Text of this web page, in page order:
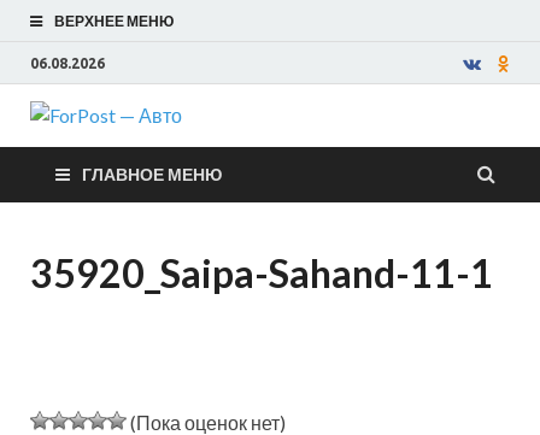
ВЕРХНЕЕ МЕНЮ
06.08.2026
ForPost —
Авто
ГЛАВНОЕ МЕНЮ
35920_Saipa-Sahand-11-1
(Пока оценок нет)